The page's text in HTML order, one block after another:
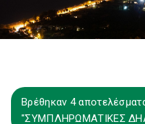
Βρέθηκαν 4
"ΣΥΜΠΛΗΡΩΜΑΤΙΚΕΣ